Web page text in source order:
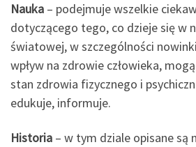
Nauka ​– podejmuje wszelkie
dotyczącego tego, co dzieje się w
światowej, w szczególności
wpływ na zdrowie człowieka,
stan zdrowia fizycznego i
edukuje, informuje.
Historia ​– w tym dziale opisane są